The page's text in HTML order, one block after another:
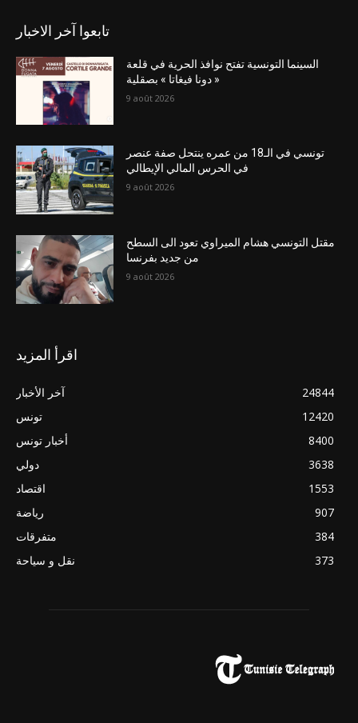
تابعوا آخر الاخبار
السينما التونسية تفتح نوافذ الحرية في قلعة
« دونا فيغاتا » بصقلية
9 août 2026
تونسي في الـ18 من عمره ينتحل صفة عنصر
في الحرس المالي الإيطالي
9 août 2026
مقتل التونسي هشام الميراوي تعود الى السطح
من جديد بفرنسا
9 août 2026
اقرأ المزيد
آخر الأخبار
24844
تونس
12420
أخبار تونس
8400
دولي
3638
اقتصاد
1553
رياضة
907
متفرقات
384
نقل و سياحة
373